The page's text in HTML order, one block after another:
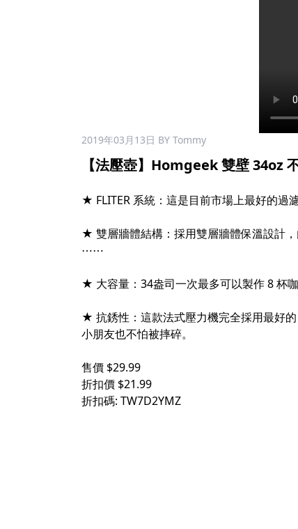
2019年03月13日 BY Tommy
【法壓壺】Homgeek 雙壁 34oz
★ FLITER 系統：這是目前市場上最好的過
★ 雙層牆體結構：採用雙層牆體保溫設計
⋯⋯
★ 大容量：34盎司一次最多可以製作 8 杯
★ 抗銹性：這款法式壓力機完全採用最好
小朋友也不怕被摔碎。
售價 $29.99
折扣價 $21.99
折扣碼: TW7D2YMZ